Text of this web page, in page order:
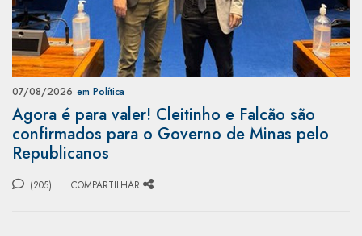
07/08/2026 em Política
Agora é para valer! Cleitinho e Falcão são
confirmados para o Governo de Minas pelo
Republicanos
(205) COMPARTILHAR